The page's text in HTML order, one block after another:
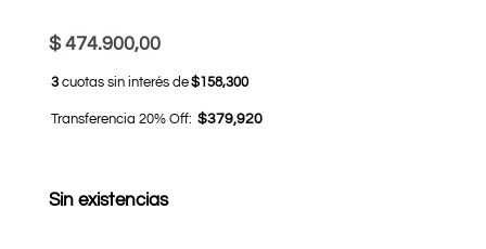
$474.900,00
3cuotas sin interés de$158,300
Transferencia 20% Off: $379,920
Sin existencias